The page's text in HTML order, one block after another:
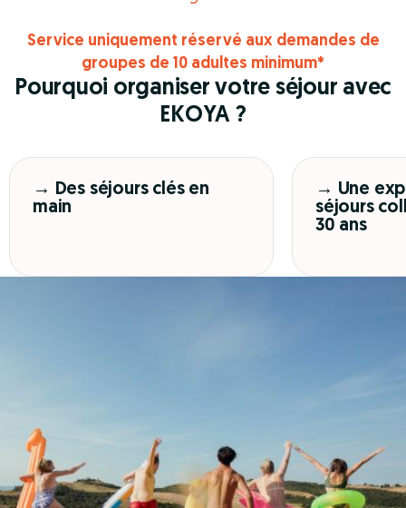
Service uniquement réservé aux demandes de
groupes de 10 adultes minimum*
Pourquoi organiser votre séjour avec
EKOYA ?
→ Des séjours clés en
main
→ Une
séjours
30 ans